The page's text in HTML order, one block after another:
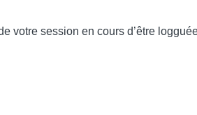
votre session en cours d’être